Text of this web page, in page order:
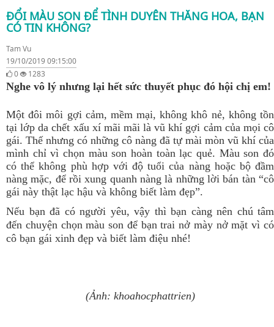
ĐỔI MÀU SON ĐỂ TÌNH DUYÊN THĂNG HOA, BẠN
CÓ TIN KHÔNG?
Tam Vu
19/10/2019 09:15:00
0
1283
Nghe vô lý nhưng lại hết sức thuyết phục đó hội chị em!
Một đôi môi gợi cảm, mềm mại, không khô nẻ, không tồn
tại lớp da chết xấu xí mãi mãi là vũ khí gợi cảm của mọi cô
gái. Thế nhưng có những cô nàng đã tự mài mòn vũ khí của
mình chỉ vì chọn màu son hoàn toàn lạc quẻ. Màu son đó
có thể không phù hợp với độ tuổi của nàng hoặc bộ đầm
nàng mặc, để rồi xung quanh nàng là những lời bán tàn “cô
gái này thật lạc hậu và không biết làm đẹp”.
Nếu bạn đã có người yêu, vậy thì bạn càng nên chú tâm
đến chuyện chọn màu son để bạn trai nở mày nở mặt vì có
cô bạn gái xinh đẹp và biết làm điệu nhé!
(Ảnh: khoahocphattrien)